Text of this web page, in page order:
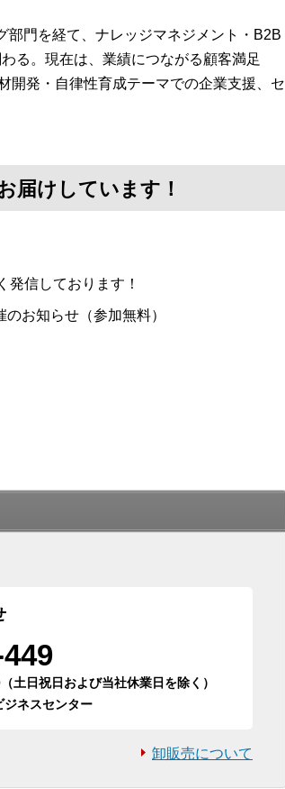
部門を経て、ナレッジマネジメント・B2B
る。現在は、業績につながる顧客満足
開発・自律性育成テーマでの企業支援、セ
届けしています！
発信しております！
お知らせ（参加無料）
土日祝日および当社休業日を除く）
ジネスセンター
卸販売について